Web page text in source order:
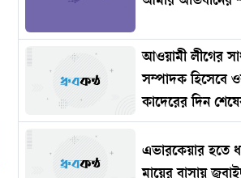
আওয়ামী লীগের
সম্পাদক হিসেবে
কাদেরের দিন
মায়ের বাসায়